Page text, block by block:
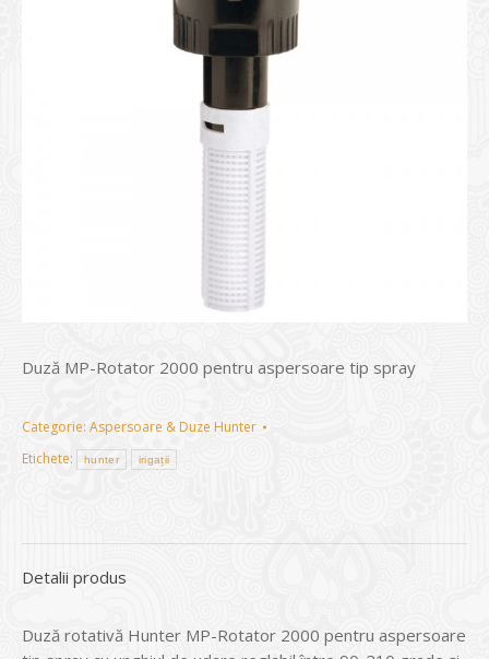
Duză MP-Rotator 2000 pentru aspersoare tip spray
Categorie: Aspersoare & Duze Hunter
Etichete:
hunter irigații
Detalii produs
Duză rotativă Hunter MP-Rotator 2000 pentru aspersoare